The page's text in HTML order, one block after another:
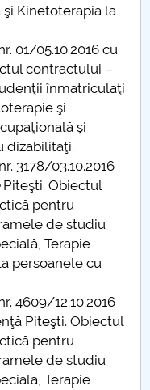
dizabilități
Pitești
2020-
în Carieră
– UPB
şi Kinetoterapia la
01/05.10.2016 cu
contractului –
înmatriculaţi
şi
şi
dizabilităţi.
3178/03.10.2016
Piteşti. Obiectul
pentru
de studiu
Terapie
persoanele cu
4609/12.10.2016
Piteşti. Obiectul
pentru
de studiu
Terapie